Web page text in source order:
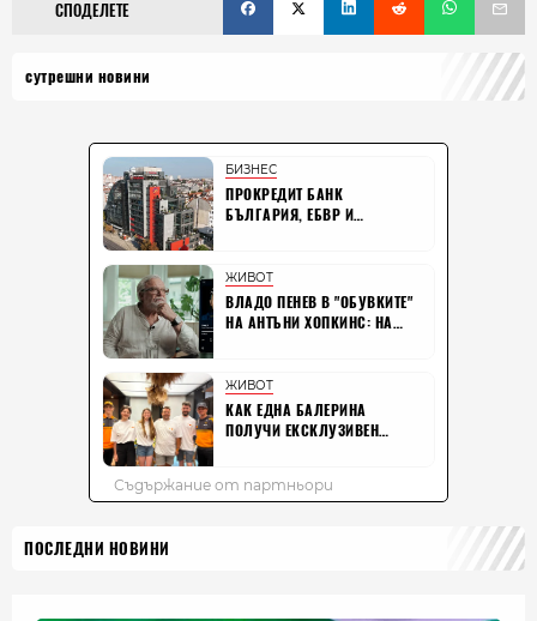
СПОДЕЛЕТЕ
сутрешни новини
ПОСЛЕДНИ НОВИНИ